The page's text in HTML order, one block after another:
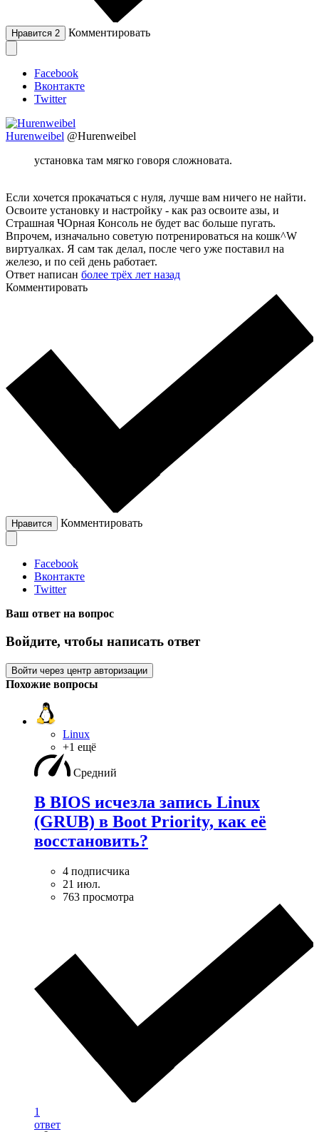
Нравится 2 Комментировать
Facebook
Вконтакте
Twitter
Hurenweibel @Hurenweibel
установка там мягко говоря сложновата.
Если хочется прокачаться с нуля, лучше вам ничего не найти.
Освоите установку и настройку - как раз освоите азы, и
Страшная ЧОрная Консоль не будет вас больше пугать.
Впрочем, изначально советую потренироваться на кошк^W
виртуалках. Я сам так делал, после чего уже поставил на
железо, и по сей день работает.
Ответ написан более трёх лет назад
Комментировать
Нравится Комментировать
Facebook
Вконтакте
Twitter
Ваш ответ на вопрос
Войдите, чтобы написать ответ
Войти через центр авторизации
Похожие вопросы
Linux
+1 ещё
Средний
В BIOS исчезла запись Linux
(GRUB) в Boot Priority, как её
восстановить?
4 подписчика
21 июл.
763 просмотра
1
ответ